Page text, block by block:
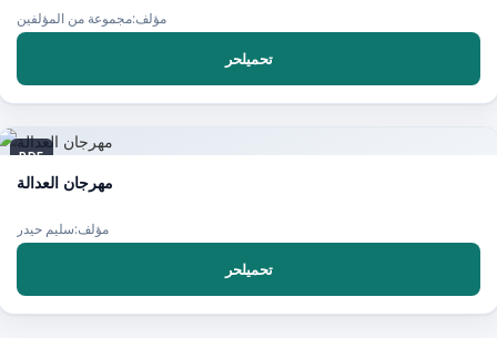
مؤلف:مجموعة من المؤلفين
تحميلحر
PDF
مهرجان العدالة
مؤلف:سليم حيدر
تحميلحر